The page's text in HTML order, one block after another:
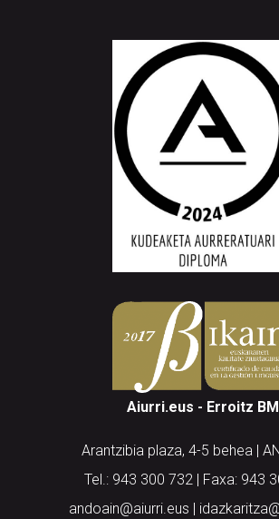
Aiurri.eus - Erroitz BM
Arantzibia plaza, 4-5 behea |
Tel.: 943 300 732 | Faxa: 943
andoain@aiurri.eus |